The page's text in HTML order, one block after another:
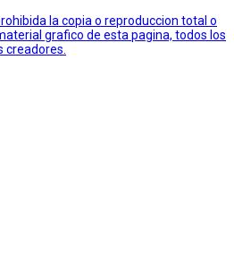
la copia o reproduccion total o
grafico de esta pagina, todos los
creadores.